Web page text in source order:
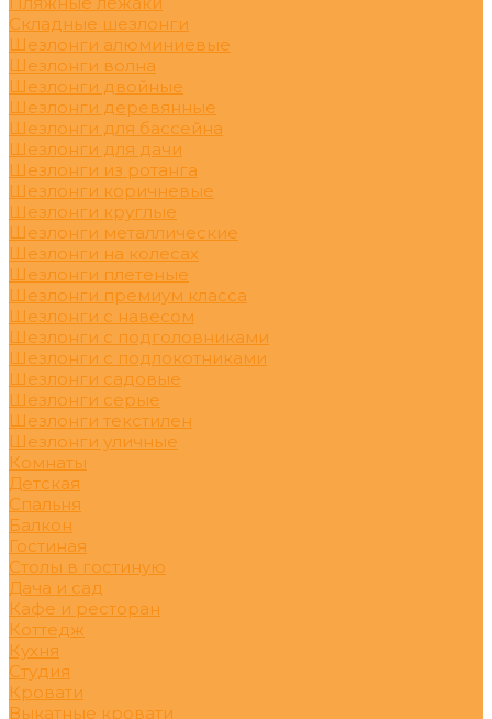
Складные шезлонги
Шезлонги алюминиевые
Шезлонги волна
Шезлонги двойные
Шезлонги деревянные
Шезлонги для бассейна
Шезлонги для дачи
Шезлонги из ротанга
Шезлонги коричневые
Шезлонги круглые
Шезлонги металлические
Шезлонги на колесах
Шезлонги плетеные
Шезлонги премиум класса
Шезлонги с навесом
Шезлонги с подголовниками
Шезлонги с подлокотниками
Шезлонги садовые
Шезлонги серые
Шезлонги текстилен
Шезлонги уличные
Комнаты
Детская
Спальня
Балкон
Гостиная
Столы в гостиную
Дача и сад
Кафе и ресторан
Коттедж
Кухня
Студия
Кровати
Выкатные кровати